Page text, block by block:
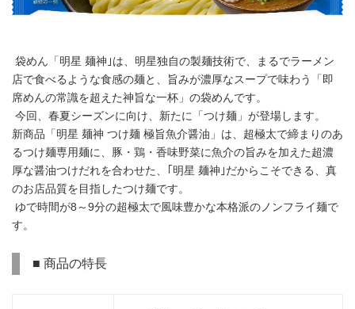
袋めん「明星 麺神｣は、明星独自の製麺技術で、まるでラーメン
店で食べるような食感の麺と、旨みが濃厚なスープで味わう「即
席めんの常識を超えた神旨な一杯」の袋めんです。
今回、春夏シーズンに向け、新たに「つけ麺」が登場します。
新商品「明星 麺神 つけ麺 極旨魚介醤油」は、超極太で締まりのあ
るつけ麺専用麺に、豚・鶏・香味野菜に魚介の旨みを加えた超濃
厚な醤油つけだれを合わせた、｢明星 麺神｣だからこそできる、真
のお店品質を目指したつけ麺です。
ゆで時間が8～9分の超極太で風味豊かな本格派のノンフライ麺で
す。
■ 商品の特長